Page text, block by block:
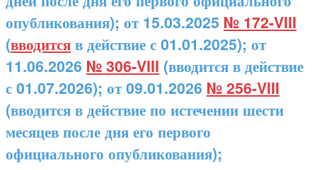
опубликования); от 15.03.2025 № 172-VIII
(вводитсяв действие с 01.01.2025); от
11.06.2026 № 306-VIII (вводится в действие
с 01.07.2026); от 09.01.2026 № 256-VIII
(вводится в действие по истечении шести
месяцев после дня его первого
официального опубликования);